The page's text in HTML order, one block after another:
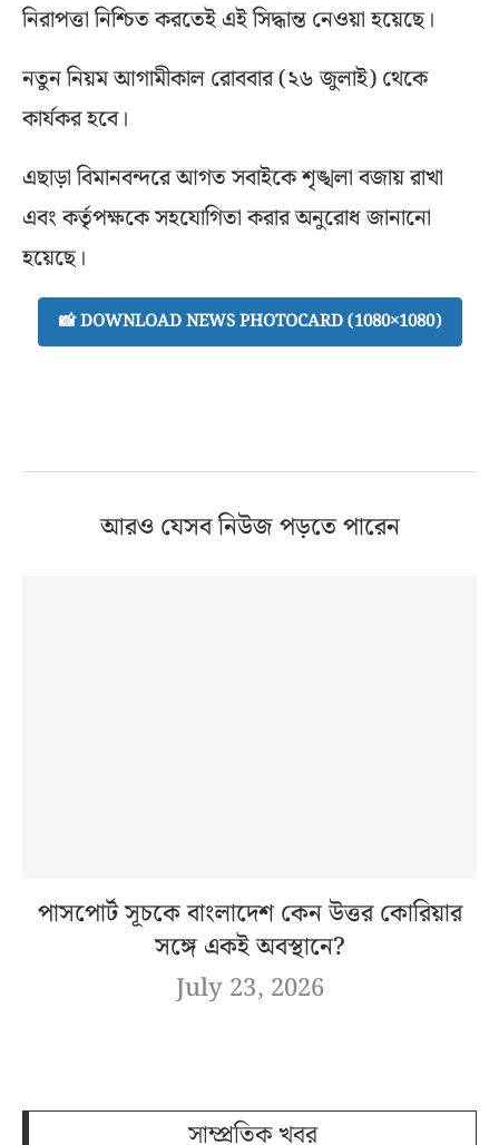
নিরাপত্তা নিশ্চিত করতেই এই সিদ্ধান্ত নেওয়া হয়েছে।
নতুন নিয়ম আগামীকাল রোববার (২৬ জুলাই) থেকে
কার্যকর হবে।
এছাড়া বিমানবন্দরে আগত সবাইকে শৃঙ্খলা বজায় রাখা
এবং কর্তৃপক্ষকে সহযোগিতা করার অনুরোধ জানানো
হয়েছে।
📸 DOWNLOAD NEWS PHOTOCARD (1080×1080)
আরও যেসব নিউজ পড়তে পারেন
পাসপোর্ট সূচকে বাংলাদেশ কেন উত্তর কোরিয়ার
সঙ্গে একই অবস্থানে?
July 23, 2026
সাম্প্রতিক খবর